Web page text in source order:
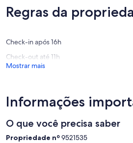
Lago
Pedro
Extraordinária,
(2
Regras da
Check-in após 16h
Check-out até 11h
Mostrar mais
Informações
O que você precisa saber
Propriedade nº9521535